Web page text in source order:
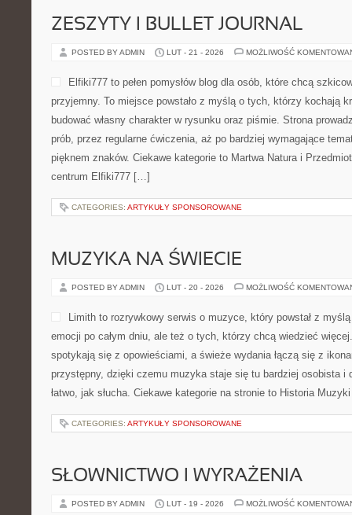
ZESZYTY I BULLET JOURNAL
POSTED BY ADMIN LUT - 21 - 2026 MOŻLIWOŚĆ
Elfiki777 to pełen pomysłów blog dla osób, które chcą
przyjemny. To miejsce powstało z myślą o tych, którzy kochają
budować własny charakter w rysunku oraz piśmie. Strona
prób, przez regularne ćwiczenia, aż po bardziej wymagające
pięknem znaków. Ciekawe kategorie to Martwa Natura i
centrum Elfiki777 […]
CATEGORIES: ARTYKUŁY SPONSOROWANE
MUZYKA NA ŚWIECIE
POSTED BY ADMIN LUT - 20 - 2026 MOŻLIWOŚĆ
Limith to rozrywkowy serwis o muzyce, który powstał z
emocji po całym dniu, ale też o tych, którzy chcą wiedzieć
spotykają się z opowieściami, a świeże wydania łączą się z
przystępny, dzięki czemu muzyka staje się tu bardziej osobista i
łatwo, jak słucha. Ciekawe kategorie na stronie to Historia
CATEGORIES: ARTYKUŁY SPONSOROWANE
SŁOWNICTWO I WYRAŻENIA
POSTED BY ADMIN LUT - 19 - 2026 MOŻLIWOŚĆ